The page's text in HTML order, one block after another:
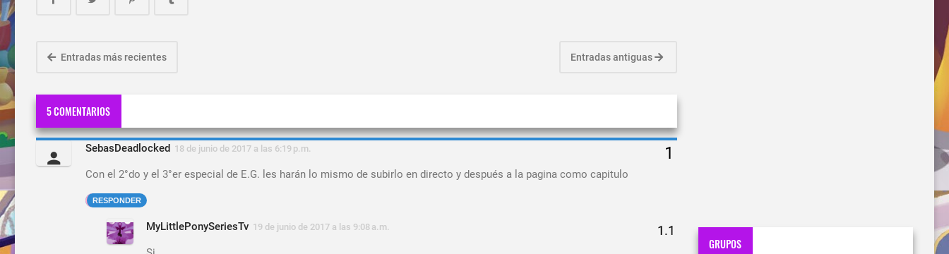
Entradas más recientes Entradas antiguas
5 COMENTARIOS
SebasDeadlocked 18 de junio de 2017 a las 6:19 p.m.
Con el 2°do y el 3°er especial de E.G. les harán lo mismo de subirlo en directo y después a la pagina como capitulo
RESPONDER
MyLittlePonySeriesTv 19 de junio de 2017 a las 9:08 a.m.
GRUPOS